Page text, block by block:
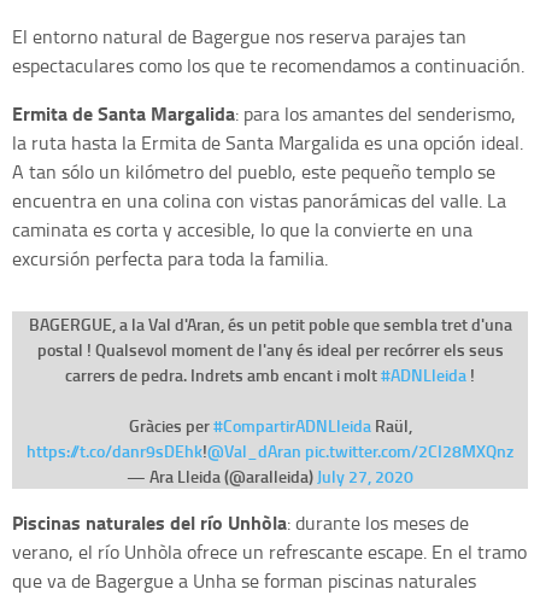
El entorno natural de Bagergue nos reserva parajes tan
espectaculares como los que te recomendamos a continuación.
Ermita de Santa Margalida: para los amantes del senderismo,
la ruta hasta la Ermita de Santa Margalida es una opción ideal.
A tan sólo un kilómetro del pueblo, este pequeño templo se
encuentra en una colina con vistas panorámicas del valle. La
caminata es corta y accesible, lo que la convierte en una
excursión perfecta para toda la familia.
BAGERGUE, a la Val d'Aran, és un petit poble que sembla tret d'una
postal ! Qualsevol moment de l'any és ideal per recórrer els seus
carrers de pedra. ️Indrets amb encant i molt#ADNLleida !
Gràcies per#CompartirADNLleidaRaül,
https://t.co/danr9sDEhk!@Val_dAran pic.twitter.com/2CI28MXQnz
— Ara Lleida (@aralleida) July 27, 2020
Piscinas naturales del río Unhòla: durante los meses de
verano, el río Unhòla ofrece un refrescante escape. En el tramo
que va de Bagergue a Unha se forman piscinas naturales